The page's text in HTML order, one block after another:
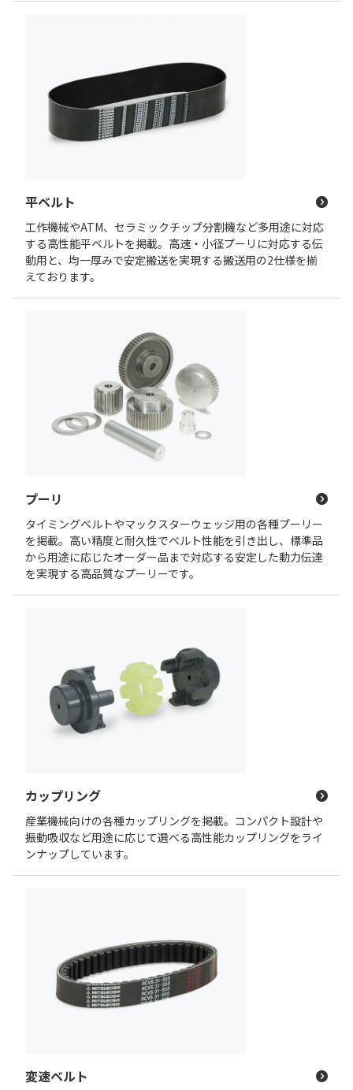
平ベルト
工作機械やATM、セラミックチップ分割機など多用途に対応
する高性能平ベルトを掲載。高速・小径プーリに対応する伝
動用と、均一厚みで安定搬送を実現する搬送用の2仕様を揃
えております。
プーリ
タイミングベルトやマックスターウェッジ用の各種プーリー
を掲載。高い精度と耐久性でベルト性能を引き出し、標準品
から用途に応じたオーダー品まで対応する安定した動力伝達
を実現する高品質なプーリーです。
カップリング
産業機械向けの各種カップリングを掲載。コンパクト設計や
振動吸収など用途に応じて選べる高性能カップリングをライ
ンナップしています。
変速ベルト